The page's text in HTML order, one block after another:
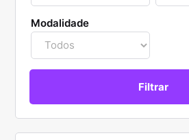
Modalidade